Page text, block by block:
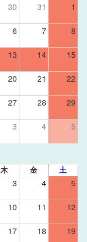
30 31
1
6 7 8
13 14
15
20 21
22
27 28
29
3 4 5
木 金 土
3 4
5
10 11
12
17 18
19